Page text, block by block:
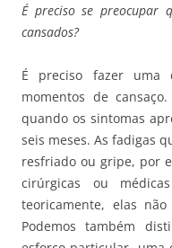
É preciso se preocupar
cansados?
É preciso fazer uma
momentos de
quando os sintomas
seis meses. As fadigas
resfriado ou gripe, por
cirúrgicas ou
teoricamente, elas
Podemos também